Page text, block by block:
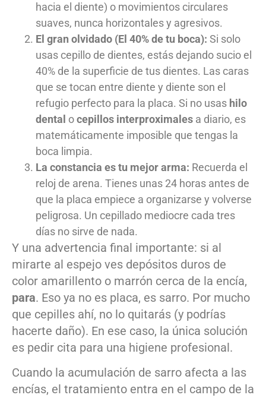
hacia el diente) o movimientos circulares
suaves, nunca horizontales y agresivos.
El gran olvidado (El 40% de tu boca): Si solo
usas cepillo de dientes, estás dejando sucio el
40% de la superficie de tus dientes. Las caras
que se tocan entre diente y diente son el
refugio perfecto para la placa. Si no usas hilo
dental ocepillos interproximales a diario, es
matemáticamente imposible que tengas la
boca limpia.
La constancia es tu mejor arma: Recuerda el
reloj de arena. Tienes unas 24 horas antes de
que la placa empiece a organizarse y volverse
peligrosa. Un cepillado mediocre cada tres
días no sirve de nada.
Y una advertencia final importante: si al
mirarte al espejo ves depósitos duros de
color amarillento o marrón cerca de la encía,
para. Eso ya no es placa, es sarro. Por mucho
que cepilles ahí, no lo quitarás (y podrías
hacerte daño). En ese caso, la única solución
es pedir cita para una higiene profesional.
Cuando la acumulación de sarro afecta a las
encías, el tratamiento entra en el campo de la